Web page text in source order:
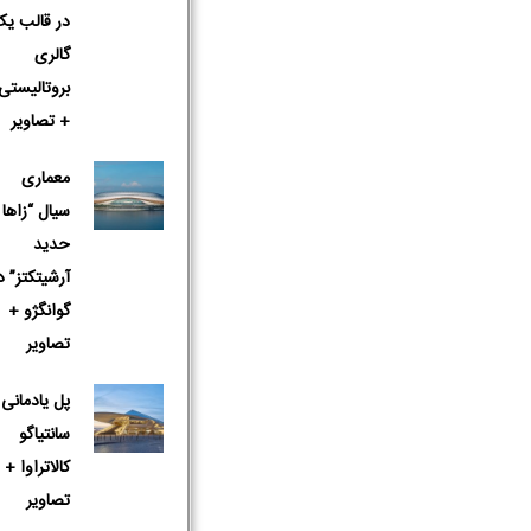
در قالب
گالری
+ تصاویر
معماری
سیال “زاها
حدید
آرشیتکتز”
گوانگژو +
تصاویر
پل
سانتیاگو
کالاتراوا +
تصاویر